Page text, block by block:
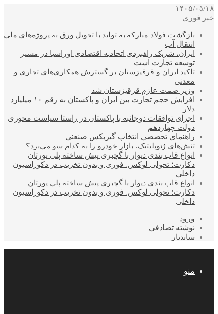
۱۴۰۵/۰۵/۱۸
خبر فوری
بازگشت فولاد مبارکه به تولید با تحویل ورق به پروژه‌های ملی
انتقال آب
ایران، شریک راهبردی اتحادیه اقتصادی اوراسیا در مسیر
توسعه تجارت است
تاکید ایران و قرقیزستان بر گسترش همکاری‌های تجاری و
معدنی
وزیر صمت عازم قرقیزستان شد
افزایش حجم تجارت بین ایران و پاکستان به رقم ۱۰ میلیارد
دلار
اجرای توافقات دوجانبه با پاکستان در راستا سیاست محوری
دولت چهاردهم
راهنمای تخصصی انتخاب گیربکس صنعتی
تنش‌های ژئوپلیتیک، بازار خودرو را به کدام سو می‌برد؟
انواع قاب بندی دیوار با گچبری پیش ساخته پلی یورتان
دکارت؛ تحولی لوکس، فوری و بدون تخریب در دکوراسیون
داخلی
انواع قاب بندی دیوار با گچبری پیش ساخته پلی یورتان
دکارت؛ تحولی لوکس، فوری و بدون تخریب در دکوراسیون
داخلی
ورود
نوشته تصادفی
سایدبار
منو